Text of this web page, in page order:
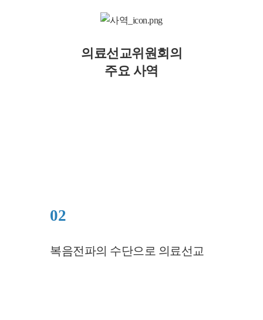
의료선교위원회의
주요 사역
02
복음전파의 수단으로 의료선교